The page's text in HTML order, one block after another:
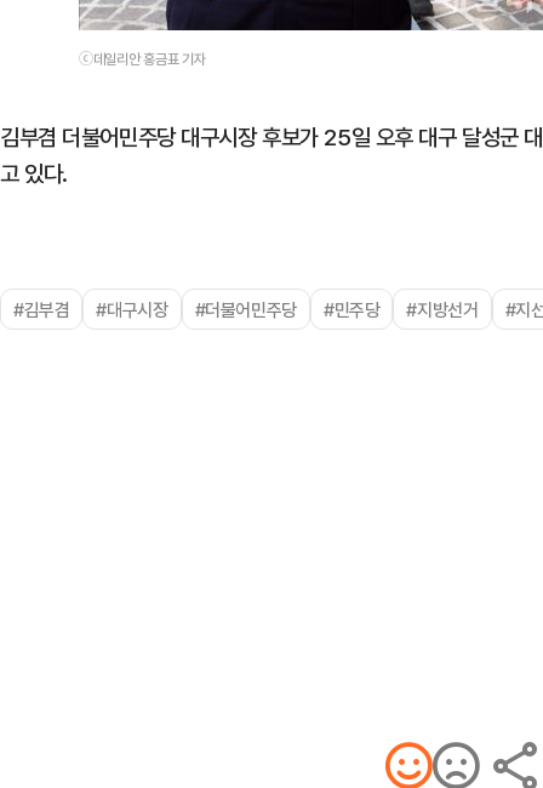
ⓒ데일리안 홍금표 기자
김부겸 더불어민주당 대구시장 후보가 25일 오후 대구 달성군
고 있다.
#김부겸 #대구시장 #더불어민주당 #민주당 #지방선거 #지